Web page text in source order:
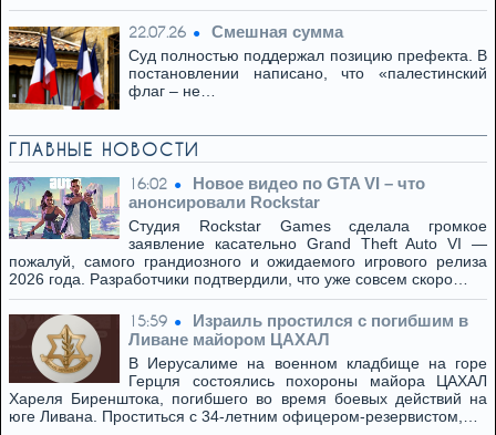
22.07.26 Смешная сумма
Суд полностью поддержал позицию префекта. В
постановлении написано, что «палестинский
флаг – не…
ГЛАВНЫЕ НОВОСТИ
16:02
Новое видео по GTA VI – что
анонсировали Rockstar
Студия Rockstar Games сделала громкое
заявление касательно Grand Theft Auto VI —
пожалуй, самого грандиозного и ожидаемого игрового релиза
2026 года. Разработчики подтвердили, что уже совсем скоро…
15:59
Израиль простился с погибшим в
Ливане майором ЦАХАЛ
В Иерусалиме на военном кладбище на горе
Герцля состоялись похороны майора ЦАХАЛ
Хареля Биренштока, погибшего во время боевых действий на
юге Ливана. Проститься с 34-летним офицером-резервистом,…